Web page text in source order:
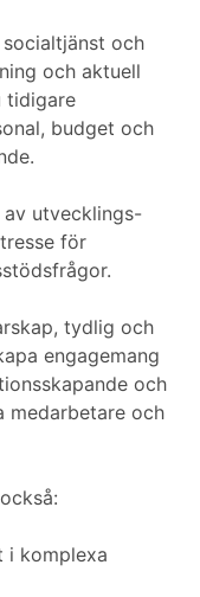
och
och aktuell
tidigare
budget och
utvecklings-
för
tydlig och
engagemang
och
medarbetare och
i komplexa